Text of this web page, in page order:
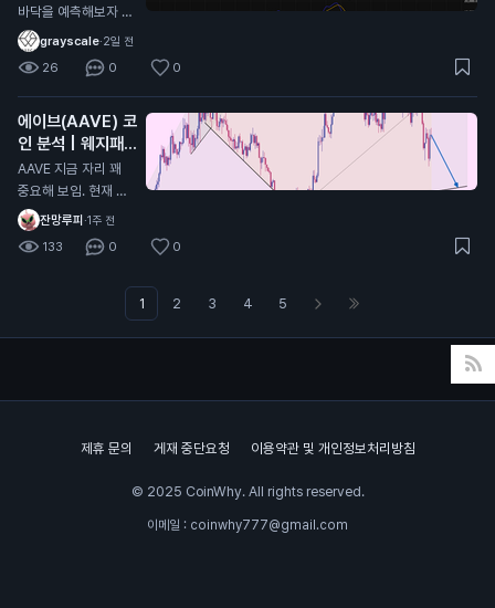
트로 봤을때 현재 어
센딩트라이앵글 모양
이라서 비트가 0원가
거나 위로 계속 쏘거
나 할거라고 생각한다
바닥을 예측해보자 현
재 자리에서 풀매수는
비추하는 이유 1. 하이
킨아시 주봉이 아직까
지 음봉형태 2. MAC
D 모양이 아직 바닥
안쪽으로 더 들어가야
함 3. 스톡캐스틱 모
양 또한 쌍바닥형태로
내려가고 있는 진행형
상태라 추가하락(살
짝)이 남아있을 확률
면 풀매수하냐? 그건
또 아님 지금부터 서
grayscale·2일 전
26 0 0
에이브(AAVE) 코
인 분석 | 웨지패턴
발생중
AAVE 지금 자리 꽤
중요해 보임. 현재 대
형 웨지 하단 지지선
인 96.3달러 부근 테
스트 중임. 여기 지켜
잔망루피 ·1주 전
133 0 0
1 2 3 4 5
제휴 문의 게재 중단요청 이용약관 및 개인정보처리방침
© 2025 CoinWhy. All rights reserved.
이메일 : coinwhy777@gmail.com